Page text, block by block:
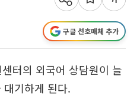
구글 선호매체 추가
터의 외국어 상담원이 늘
기하게 된다.